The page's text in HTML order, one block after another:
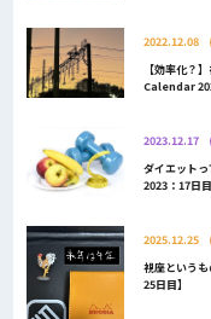
2022.12.08
【効率化？
Calendar
2023.12.17
ダイエット
2023：17日目
2025.12.25
視座という
25日目】